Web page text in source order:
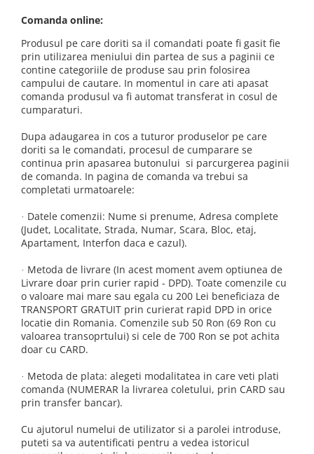
Comanda online:
Produsul pe care doriti sa il comandati poate fi gasit fie
prin utilizarea meniului din partea de sus a paginii ce
contine categoriile de produse sau prin folosirea
campului de cautare. In momentul in care ati apasat
comanda produsul va fi automat transferat in cosul de
cumparaturi.
Dupa adaugarea in cos a tuturor produselor pe care
doriti sa le comandati, procesul de cumparare se
continua prin apasarea butonului si parcurgerea paginii
de comanda. In pagina de comanda va trebui sa
completati urmatoarele:
· Datele comenzii: Nume si prenume, Adresa complete
(Judet, Localitate, Strada, Numar, Scara, Bloc, etaj,
Apartament, Interfon daca e cazul).
· Metoda de livrare (In acest moment avem optiunea de
Livrare doar prin curier rapid - DPD). Toate comenzile cu
o valoare mai mare sau egala cu 200 Lei beneficiaza de
TRANSPORT GRATUIT prin curierat rapid DPD in orice
locatie din Romania. Comenzile sub 50 Ron (69 Ron cu
valoarea transoprtului) si cele de 700 Ron se pot achita
doar cu CARD.
· Metoda de plata: alegeti modalitatea in care veti plati
comanda (NUMERAR la livrarea coletului, prin CARD sau
prin transfer bancar).
Cu ajutorul numelui de utilizator si a parolei introduse,
puteti sa va autentificati pentru a vedea istoricul